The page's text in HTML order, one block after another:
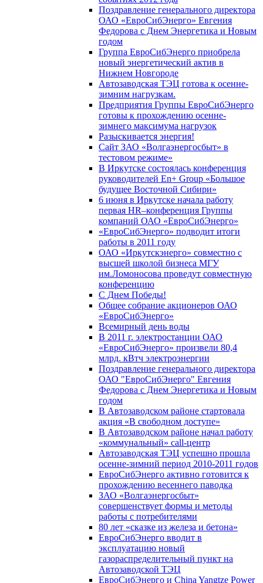
Поздравление генерального директора
ОАО «ЕвроСибЭнерго» Евгения
Федорова с Днем Энергетика и Новым
годом
Группа ЕвроСибЭнерго приобрела
новый энергетический актив в
Нижнем Новгороде
Автозаводская ТЭЦ готова к осенне-
зимним нагрузкам.
Предприятия Группы ЕвроСибЭнерго
готовы к прохождению осенне-
зимнего максимума нагрузок
Разыскивается энергия!
Сайт ЗАО «Волгаэнергосбыт» в
тестовом режиме»
В Иркутске состоялась конференция
руководителей En+ Group «Большое
будущее Восточной Сибири»
6 июня в Иркутске начала работу
первая HR–конференция Группы
компаний ОАО «ЕвроСибЭнерго»
«ЕвроСибЭнерго» подводит итоги
работы в 2011 году
ОАО «Иркутскэнерго» совместно с
высшей школой бизнеса МГУ
им.Ломоносова проведут совместную
конференцию
С Днем Победы!
Общее собрание акционеров ОАО
«ЕвроСибЭнерго»
Всемирный день воды
В 2011 г. электростанции ОАО
«ЕвроСибЭнерго» произвели 80,4
млрд. кВтч электроэнергии
Поздравление генерального директора
ОАО "ЕвроСибЭнерго" Евгения
Федорова с Днем Энергетика и Новым
годом
В Автозаводском районе стартовала
акция «В свободном доступе»
В Автозаводском районе начал работу
«коммунальный» call-центр
Автозаводская ТЭЦ успешно прошла
осенне-зимний период 2010-2011 годов
ЕвроСибЭнерго активно готовится к
прохождению весеннего паводка
ЗАО «Волгаэнергосбыт»
совершенствует формы и методы
работы с потребителями
80 лет «сказке из железа и бетона»
ЕвроСибЭнерго вводит в
эксплуатацию новый
газораспределительный пункт на
Автозаводской ТЭЦ
ЕвроСибЭнерго и China Yangtze Power